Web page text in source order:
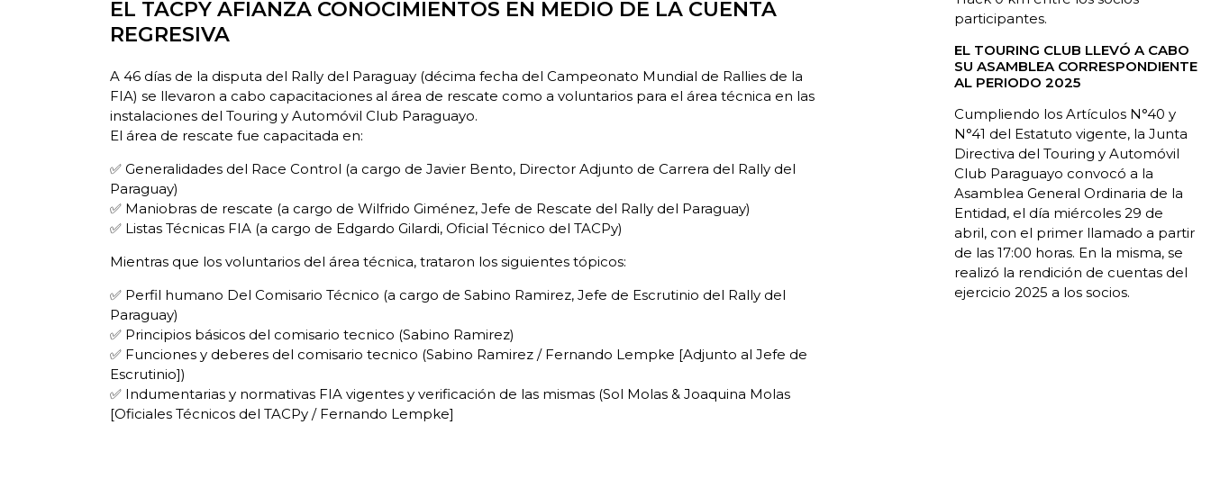
EL TACPY AFIANZA CONOCIMIENTOS EN MEDIO DE LA CUENTA
REGRESIVA
A 46 días de la disputa del Rally del Paraguay (décima fecha del Campeonato Mundial de Rallies de la
FIA) se llevaron a cabo capacitaciones al área de rescate como a voluntarios para el área técnica en las
instalaciones del Touring y Automóvil Club Paraguayo.
El área de rescate fue capacitada en:
✅ Generalidades del Race Control (a cargo de Javier Bento, Director Adjunto de Carrera del Rally del
Paraguay)
✅ Maniobras de rescate (a cargo de Wilfrido Giménez, Jefe de Rescate del Rally del Paraguay)
✅ Listas Técnicas FIA (a cargo de Edgardo Gilardi, Oficial Técnico del TACPy)
Mientras que los voluntarios del área técnica, trataron los siguientes tópicos:
✅ Perfil humano Del Comisario Técnico (a cargo de Sabino Ramirez, Jefe de Escrutinio del Rally del
Paraguay)
✅ Principios básicos del comisario tecnico (Sabino Ramirez)
✅ Funciones y deberes del comisario tecnico (Sabino Ramirez / Fernando Lempke [Adjunto al Jefe de
Escrutinio])
✅ Indumentarias y normativas FIA vigentes y verificación de las mismas (Sol Molas & Joaquina Molas
[Oficiales Técnicos del TACPy / Fernando Lempke]
participantes.
EL TOURING CLUB LLEVÓ A CABO
SU ASAMBLEA CORRESPONDIENTE
AL PERIODO 2025
Cumpliendo los Artículos N°40 y
N°41 del Estatuto vigente, la Junta
Directiva del Touring y Automóvil
Club Paraguayo convocó a la
Asamblea General Ordinaria de la
Entidad, el día miércoles 29 de
abril, con el primer llamado a partir
de las 17:00 horas. En la misma, se
realizó la rendición de cuentas del
ejercicio 2025 a los socios.